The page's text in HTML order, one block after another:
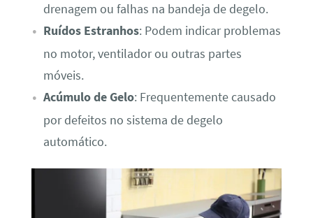
drenagem ou falhas na bandeja de degelo.
Ruídos Estranhos: Podem indicar problemas
no motor, ventilador ou outras partes
móveis.
Acúmulo de Gelo: Frequentemente causado
por defeitos no sistema de degelo
automático.